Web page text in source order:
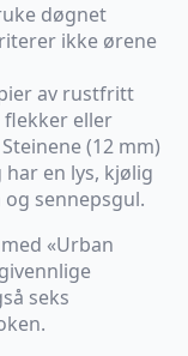
døgnet
ikke ørene
av rustfritt
flekker eller
(12 mm)
en lys, kjølig
sennepsgul.
«Urban
seks